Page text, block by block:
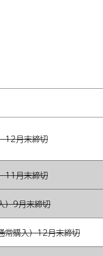
12月末締切
11月末締切
）9月末締切
常購入）12月末締切